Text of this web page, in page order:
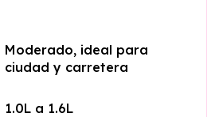
Moderado, ideal para
ciudad y carretera
1.0L a 1.6L